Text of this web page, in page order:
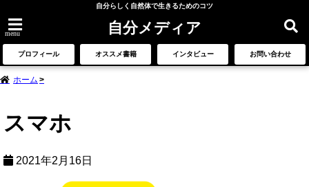
自分らしく自然体で生きるためのコツ
menu 自分メディア
プロフィール オススメ書籍 インタビュー お問い合わせ
ホーム
スマホ
2021年2月16日